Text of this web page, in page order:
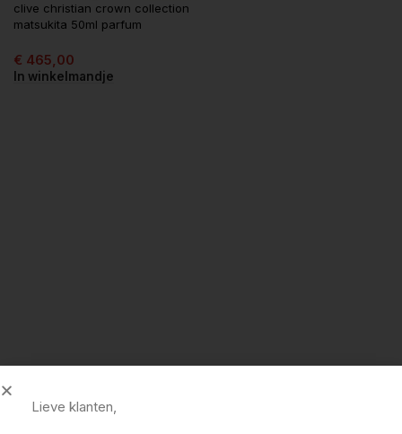
clive christian crown collection
matsukita 50ml parfum
€ 465,00
In winkelmandje
Lieve klanten,